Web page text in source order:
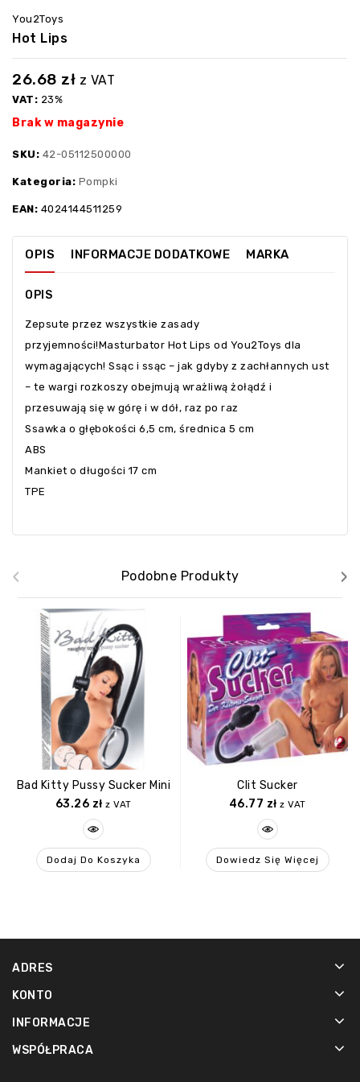
You2Toys
Hot Lips
26.68 zł z VAT
VAT: 23%
Brak w magazynie
SKU: 42-05112500000
Kategoria: Pompki
EAN: 4024144511259
OPIS INFORMACJE DODATKOWE MARKA
OPIS
Zepsute przez wszystkie zasady
przyjemności!Masturbator Hot Lips od You2Toys dla
wymagających! Ssąc i ssąc – jak gdyby z zachłannych ust
– te wargi rozkoszy obejmują wrażliwą żołądź i
przesuwają się w górę i w dół, raz po raz
Ssawka o głębokości 6,5 cm, średnica 5 cm
ABS
Mankiet o długości 17 cm
TPE
Podobne Produkty
Bad Kitty Pussy Sucker Mini
63.26 zł z VAT
Dodaj Do Koszyka
Clit Sucker
46.77 zł z VAT
Dowiedz Się Więcej
‹ ›
ADRES
KONTO
INFORMACJE
WSPÓŁPRACA